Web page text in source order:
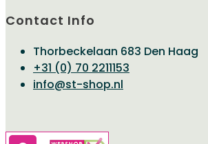
Contact Info
Thorbeckelaan 683 Den Haag
+31 (0) 70 2211153
info@st-shop.nl